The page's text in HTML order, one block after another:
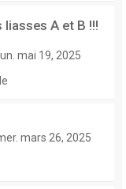
A et B !!!
lun. mai 19, 2025
mars 26, 2025